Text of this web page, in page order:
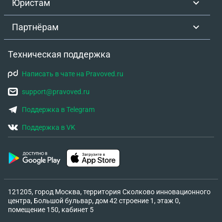
они это упустили.В справке о смерти указано ,что
перитонит был в течении 27 дней ,они это тоже
упустили ,не смотря на жалобы на скачки
температуры , энцилафопатию,отсутствие
аппетита ... Хирурги все сваливали на почечную
виновных !!!!
Юристам
Партнёрам
Техническая поддержка
Написать в чате на Pravoved.ru
support@pravoved.ru
Поддержка в Telegram
Поддержка в VK
121205, город Москва, территория Сколково инновационного
центра, Большой бульвар, дом 42 строение 1, этаж 0,
помещение 150, кабинет 5